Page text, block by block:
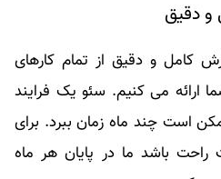
و دقیق
کامل و دقیق از تمام کارهای
ارائه می کنیم. سئو یک فرایند
است چند ماه زمان ببرد. برای
باشد ما در پایان هر ماه